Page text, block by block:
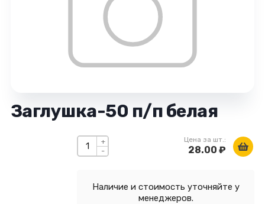
Заглушка-50 п/п белая
-
+ Цена за шт.:
28.00 ₽
Наличие и стоимость уточняйте у
менеджеров.